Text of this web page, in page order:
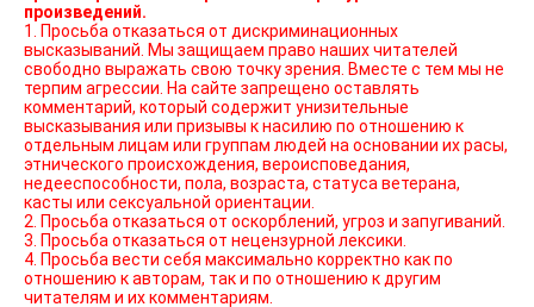
произведений.
1. Просьба отказаться от дискриминационных
высказываний. Мы защищаем право наших читателей
свободно выражать свою точку зрения. Вместе с тем мы не
терпим агрессии. На сайте запрещено оставлять
комментарий, который содержит унизительные
высказывания или призывы к насилию по отношению к
отдельным лицам или группам людей на основании их расы,
этнического происхождения, вероисповедания,
недееспособности, пола, возраста, статуса ветерана,
касты или сексуальной ориентации.
2. Просьба отказаться от оскорблений, угроз и запугиваний.
3. Просьба отказаться от нецензурной лексики.
4. Просьба вести себя максимально корректно как по
отношению к авторам, так и по отношению к другим
читателям и их комментариям.